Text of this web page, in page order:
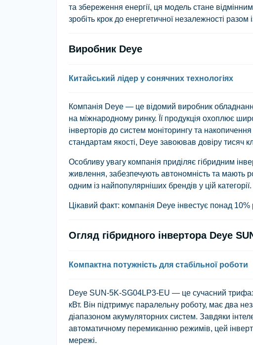
та збереження енергії, ця модель стане
зробіть крок до енергетичної незалежності разом
Виробник Deye
Китайський лідер у сонячних технологіях
Компанія Deye — це відомий виробник
на міжнародному ринку. Її продукція охоплює
інверторів до систем моніторингу та
стандартам якості, Deye завоював довіру тисяч
Особливу увагу компанія приділяє гібридним
живлення, забезпечують автономність та мають
одним із найпопулярніших брендів у цій категорії.
Цікавий факт: компанія Deye інвестує понад 10%
Огляд гібридного інвертора Deye
Компактна потужність для стабільної роботи
Deye SUN-5K-SG04LP3-EU — це сучасний
кВт. Він підтримує паралельну роботу, має два
діапазоном акумуляторних систем. Завдяки
автоматичному перемиканню режимів, цей
мережі.